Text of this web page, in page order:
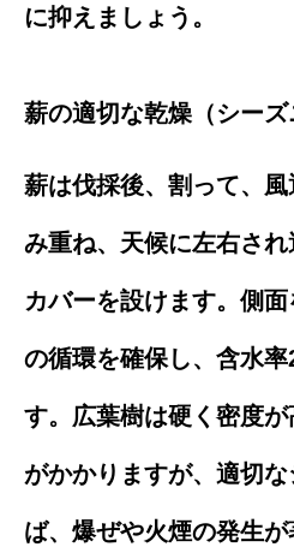
に抑えましょう。
薪の適切な乾燥（シー
薪は伐採後、割って、
み重ね、天候に左右さ
カバーを設けます。側
の循環を確保し、含水
す。広葉樹は硬く密度
がかかりますが、適切
ば、爆ぜや火煙の発生が